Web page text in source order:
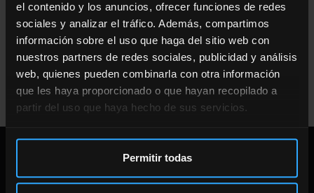
el contenido y los anuncios, ofrecer funciones de redes
sociales y analizar el tráfico. Además, compartimos
información sobre el uso que haga del sitio web con
nuestros partners de redes sociales, publicidad y análisis
web, quienes pueden combinarla con otra información
que les haya proporcionado o que hayan recopilado a
partir del uso que haya hecho de sus servicios.
Permitir todas
HOJA DE CUMPLIMIENTO Descarga